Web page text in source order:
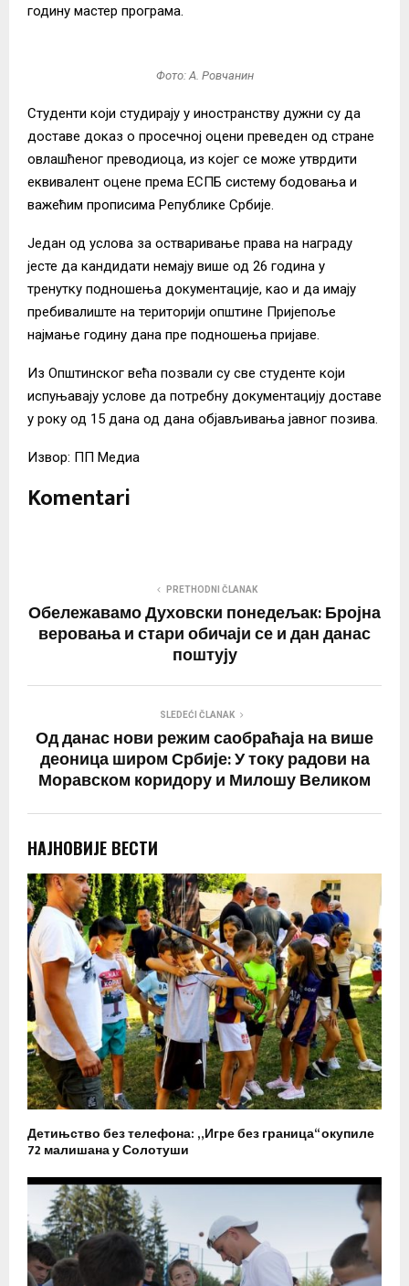
годину мастер програма.
Фото: А. Ровчанин
Студенти који студирају у иностранству дужни су да
доставе доказ о просечној оцени преведен од стране
овлашћеног преводиоца, из којег се може утврдити
еквивалент оцене према ЕСПБ систему бодовања и
важећим прописима Републике Србије.
Један од услова за остваривање права на награду
јесте да кандидати немају више од 26 година у
тренутку подношења документације, као и да имају
пребивалиште на територији општине Пријепоље
најмање годину дана пре подношења пријаве.
Из Општинског већа позвали су све студенте који
испуњавају услове да потребну документацију доставе
у року од 15 дана од дана објављивања јавног позива.
Извор: ПП Медиа
Komentari
PRETHODNI ČLANAK
Обележавамо Духовски понедељак: Бројна
веровања и стари обичаји се и дан данас
поштују
SLEDEĆI ČLANAK
Од данас нови режим саобраћаја на више
деоница широм Србије: У току радови на
Моравском коридору и Милошу Великом
НАЈНОВИЈЕ ВЕСТИ
Детињство без телефона: „Игре без граница“ окупиле
72 малишана у Солотуши